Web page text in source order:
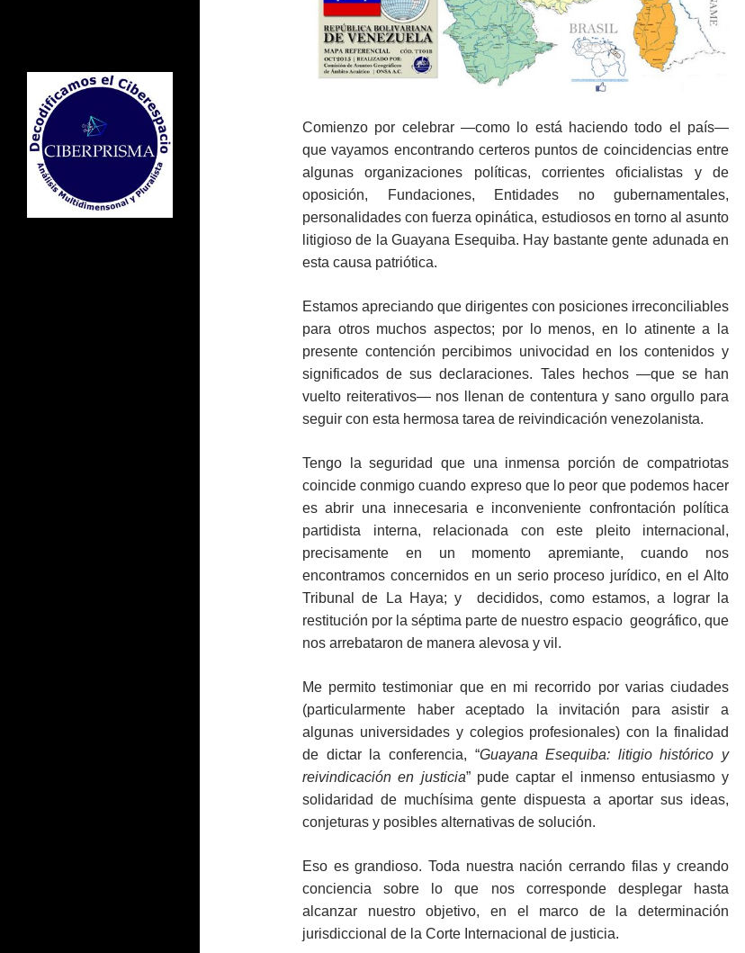
Comienzo por celebrar —como lo está haciendo todo el país—
que vayamos encontrando certeros puntos de coincidencias entre
algunas organizaciones políticas, corrientes oficialistas y de
oposición, Fundaciones, Entidades no gubernamentales,
personalidades con fuerza opinática, estudiosos en torno al asunto
litigioso de la Guayana Esequiba. Hay bastante gente adunada en
esta causa patriótica.
Estamos apreciando que dirigentes con posiciones irreconciliables
para otros muchos aspectos; por lo menos, en lo atinente a la
presente contención percibimos univocidad en los contenidos y
significados de sus declaraciones. Tales hechos —que se han
vuelto reiterativos— nos llenan de contentura y sano orgullo para
seguir con esta hermosa tarea de reivindicación venezolanista.
Tengo la seguridad que una inmensa porción de compatriotas
coincide conmigo cuando expreso que lo peor que podemos hacer
es abrir una innecesaria e inconveniente confrontación política
partidista interna, relacionada con este pleito internacional,
precisamente en un momento apremiante, cuando nos
encontramos concernidos en un serio proceso jurídico, en el Alto
Tribunal de La Haya; y decididos, como estamos, a lograr la
restitución por la séptima parte de nuestro espacio geográfico, que
nos arrebataron de manera alevosa y vil.
Me permito testimoniar que en mi recorrido por varias ciudades
(particularmente haber aceptado la invitación para asistir a
algunas universidades y colegios profesionales) con la finalidad
de dictar la conferencia, “Guayana Esequiba: litigio histórico y
reivindicación en justicia” pude captar el inmenso entusiasmo y
solidaridad de muchísima gente dispuesta a aportar sus ideas,
conjeturas y posibles alternativas de solución.
Eso es grandioso. Toda nuestra nación cerrando filas y creando
conciencia sobre lo que nos corresponde desplegar hasta
alcanzar nuestro objetivo, en el marco de la determinación
jurisdiccional de la Corte Internacional de justicia.